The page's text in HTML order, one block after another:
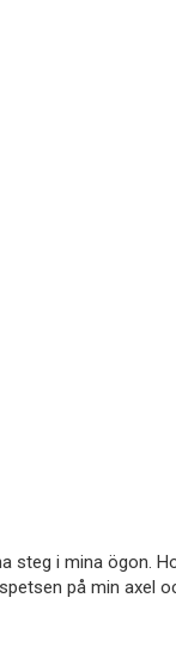
steg i mina ögon.
på min axel